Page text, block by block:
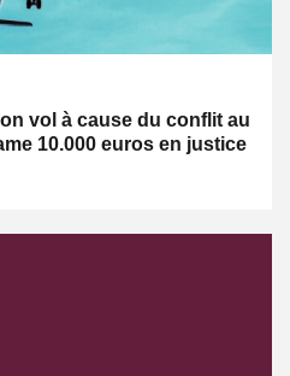
vol à cause du conflit au
10.000 euros en justice